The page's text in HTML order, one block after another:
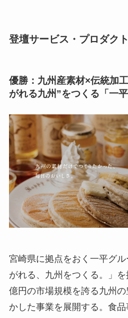
登壇サービス・プロダク
優勝：九州産素材×伝統加
がれる九州”をつくる「一
宮崎県に拠点をおく一平グ
がれる、九州をつくる。」
億円の市場規模を誇る九州
かした事業を展開する。食